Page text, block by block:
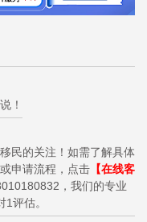
！
民的关注！如需了解具体
申请流程，点击 【在线客
，我们的专业
评估。